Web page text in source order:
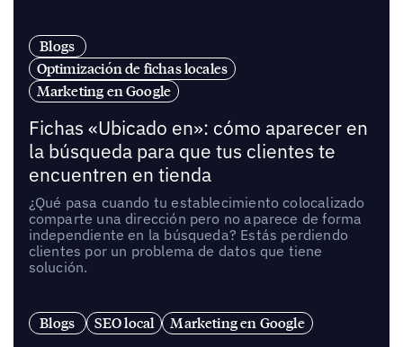
Blogs
Optimización de fichas locales
Marketing en Google
Fichas «Ubicado en»: cómo aparecer en
la búsqueda para que tus clientes te
encuentren en tienda
¿Qué pasa cuando tu establecimiento colocalizado
comparte una dirección pero no aparece de forma
independiente en la búsqueda? Estás perdiendo
clientes por un problema de datos que tiene
solución.
Blogs SEO local Marketing en Google